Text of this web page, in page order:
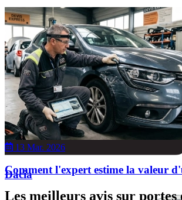
Dacia
13 Mar. 2026
Comment l'expert estime la valeur
Les meilleurs avis sur portes